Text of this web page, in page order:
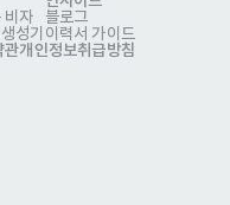
비자
성기
블로그
이력서 가이드
관개인정보취급방침